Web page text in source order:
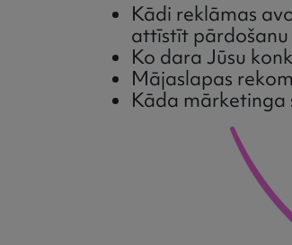
Kādi reklāmas
attīstīt pārdošanu
Ko dara Jūsu
Mājaslapas
Kāda mārketinga